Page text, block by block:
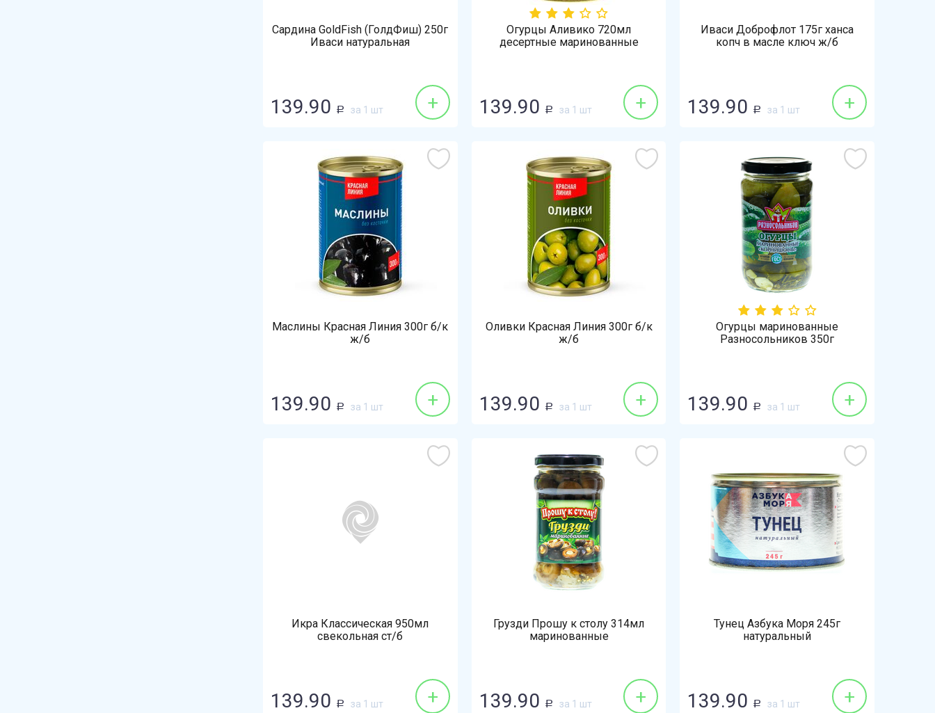
Сардина GoldFish (ГолдФиш) 250г
Иваси натуральная
139.90 Р за 1 шт +
Огурцы Аливико 720мл
десертные маринованные
139.90 Р за 1 шт +
Иваси Доброфлот 175г ханса
копч в масле ключ ж/б
139.90 Р за 1 шт +
Маслины Красная Линия 300г б/к
ж/б
139.90 Р за 1 шт +
Оливки Красная Линия 300г б/к
ж/б
139.90 Р за 1 шт +
Огурцы маринованные
Разносольников 350г
139.90 Р за 1 шт +
Икра Классическая 950мл
свекольная ст/б
139.90 Р за 1 шт +
Грузди Прошу к столу 314мл
маринованные
139.90 Р за 1 шт +
Тунец Азбука Моря 245г
натуральный
139.90 Р за 1 шт +